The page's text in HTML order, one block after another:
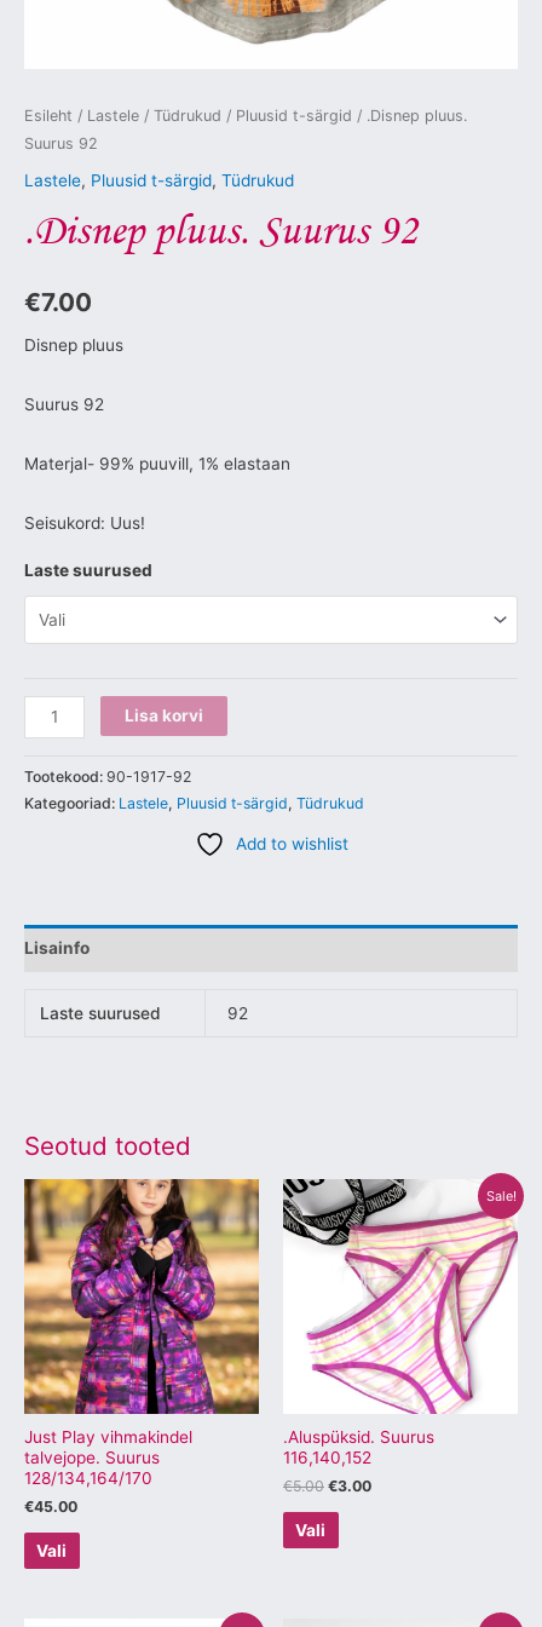
Esileht / Lastele / Tüdrukud / Pluusid t-särgid / .Disnep pluus.
Suurus 92
Lastele, Pluusid t-särgid, Tüdrukud
.Disnep pluus. Suurus 92
€7.00
Disnep pluus
Suurus 92
Materjal- 99% puuvill, 1% elastaan
Seisukord: Uus!
Laste suurused
Lisa korvi
Tootekood: 90-1917-92
Kategooriad: Lastele, Pluusid t-särgid, Tüdrukud
Add to wishlist
Lisainfo
Laste suurused 92
Seotud tooted
Just Play vihmakindel
talvejope. Suurus
128/134,164/170
€45.00
Vali
Sellel
tootel
on
mitu
varianti.
Valikuid
saab
teha
tootelehel.
Sale!
.Aluspüksid. Suurus
116,140,152
€5.00
Algne
hind
oli:
€5.00.
€3.00
Praegune
hind
on:
€3.00.
Vali
Sellel
tootel
on
mitu
varianti.
Valikuid
saab
teha
tootelehel.